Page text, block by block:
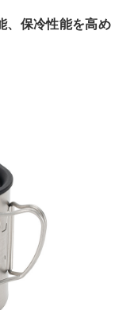
、保冷性能を高め